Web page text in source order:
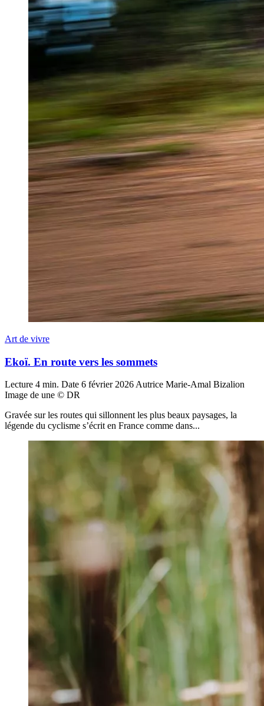
Art de vivre
Ekoï. En route vers les sommets
Lecture 4 min. Date 6 février 2026 Autrice Marie-Amal Bizalion
Image de une © DR
Gravée sur les routes qui sillonnent les plus beaux paysages, la
légende du cyclisme s’écrit en France comme dans...